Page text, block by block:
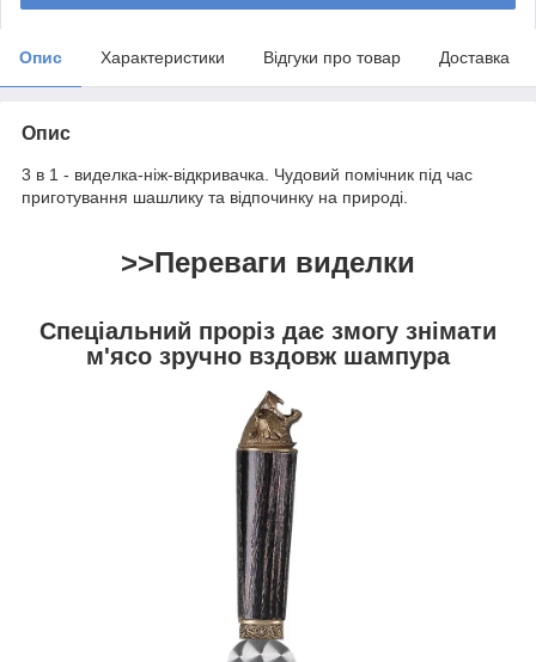
Опис Характеристики Відгуки про товар Доставка
Опис
3 в 1 - виделка-ніж-відкривачка. Чудовий помічник під час
приготування шашлику та відпочинку на природі.
>>Переваги виделки
Спеціальний проріз дає змогу знімати
м'ясо зручно вздовж шампура